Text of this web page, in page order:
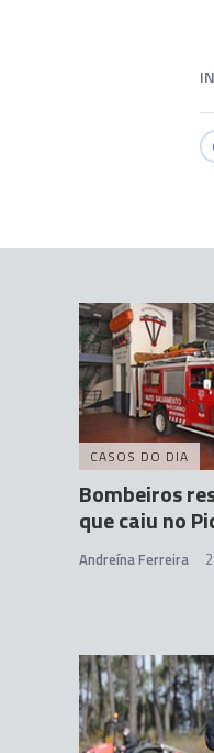
CASOS DO DIA
Bombeiros
que caiu no
Andreína Ferreira